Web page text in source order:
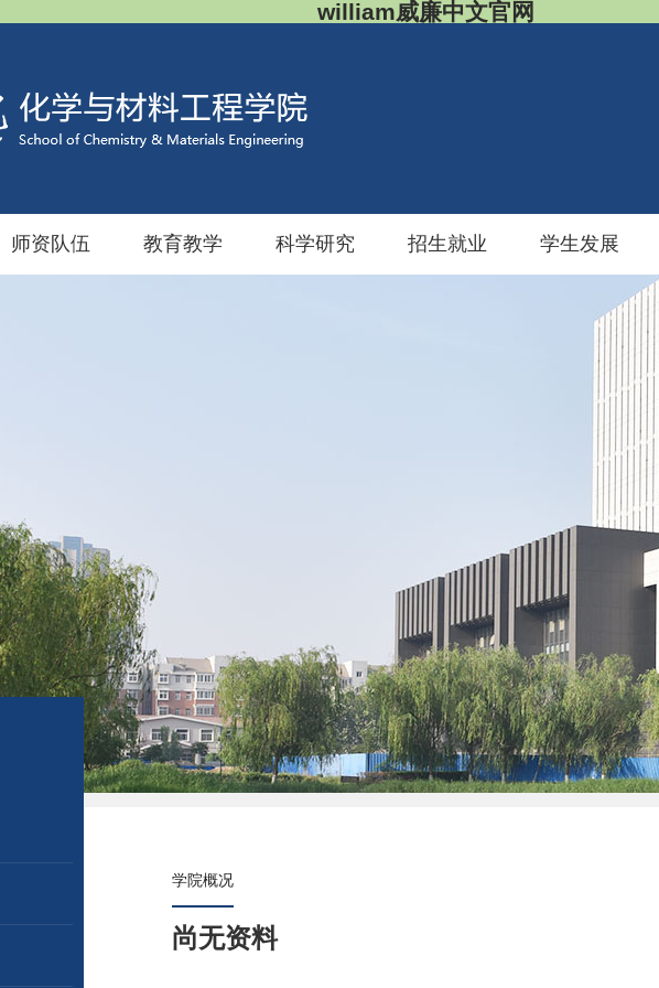
william威廉中文官网
师资队伍 教育教学 科学研究 招生就业 学生发展
学院概况
尚无资料